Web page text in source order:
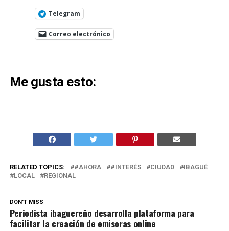
Telegram
Correo electrónico
Me gusta esto:
RELATED TOPICS: #AHORA #INTERÉS CIUDAD
IBAGUÉ
LOCAL
REGIONAL
DON'T MISS
Periodista ibaguereño desarrolla plataforma para
facilitar la creación de emisoras online